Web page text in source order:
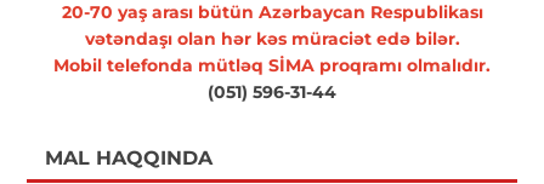
20-70 yaş arası bütün Azərbaycan Respublikası
vətəndaşı olan hər kəs müraciət edə bilər.
Mobil telefonda mütləq SİMA proqramı olmalıdır.
(051) 596-31-44
MAL HAQQINDA